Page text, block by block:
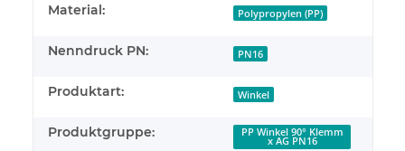
Material: Polypropylen (PP)
Nenndruck PN: PN16
Produktart: Winkel
Produktgruppe: PP Winkel 90° Klemm
x AG PN16